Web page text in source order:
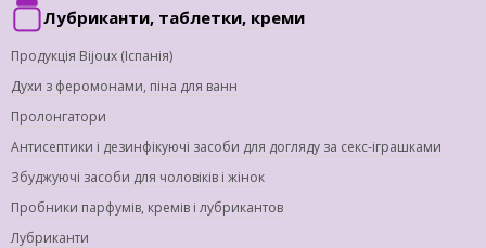
Лубриканти, таблетки, креми
Продукція Bijoux (Іспанія)
Духи з феромонами, піна для ванн
Пролонгатори
Антисептики і дезинфікуючі засоби для догляду за секс-іграшками
Збуджуючі засоби для чоловіків і жінок
Пробники парфумів, кремів і лубрикантов
Лубриканти